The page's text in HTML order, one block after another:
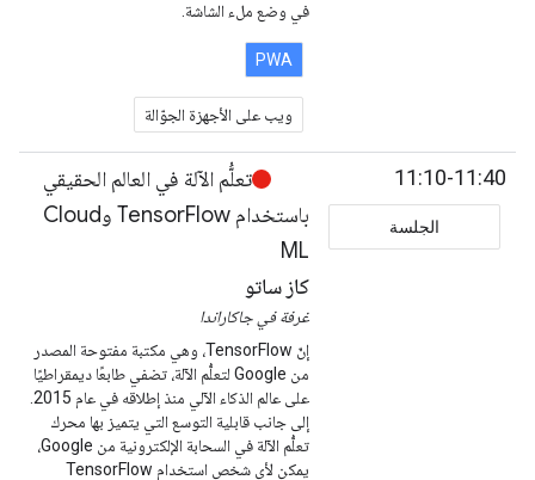
في وضع ملء الشاشة.
PWA
ويب على الأجهزة الجوّالة
11:10-11:40
الجلسة
تعلُّم الآلة في العالم الحقيقي
باستخدام TensorFlow وCloud
ML
كاز ساتو
غرفة في جاكاراندا
إنّ TensorFlow، وهي مكتبة مفتوحة المصدر
من Google لتعلُّم الآلة، تضفي طابعًا ديمقراطيًا
إلى جانب قابلية التوسع التي يتميز بها محرك
تعلُّم الآلة في السحابة الإلكترونية من Google،
يمكن لأي شخص استخدام TensorFlow